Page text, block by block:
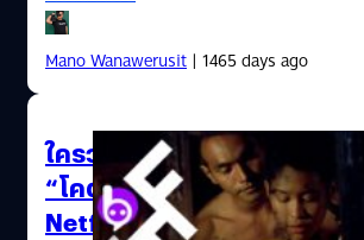
Mano Wanawerusit| 1465 days ago
ใครว่าหนังไทยห่วย! มัดรวมห
“โคตรดี” ตลอด 20 ปีที่ดูได้แล้
Netflix